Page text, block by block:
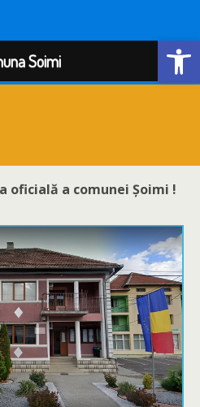
Soimi
oficială a comunei Șoimi !
Soimi